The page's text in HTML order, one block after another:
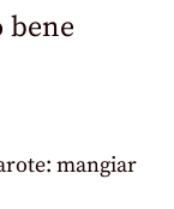
bene
mangiar